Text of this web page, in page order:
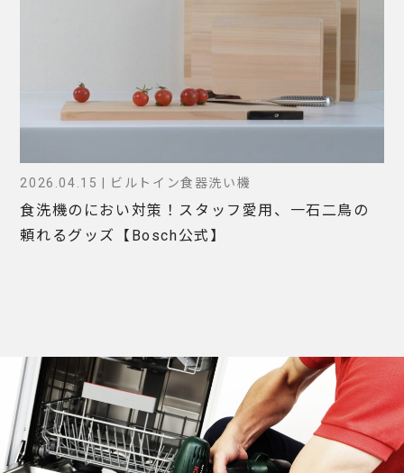
2026.04.15 | ビルトイン食器洗い機
食洗機のにおい対策！スタッフ愛用、一石二鳥の
頼れるグッズ【Bosch公式】